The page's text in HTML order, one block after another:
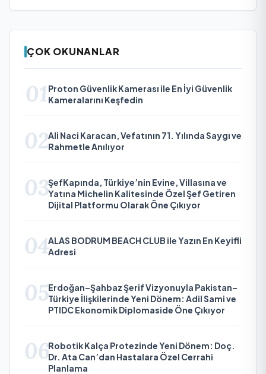
ÇOK OKUNANLAR
01 Proton Güvenlik Kamerası ile En İyi Güvenlik
Kameralarını Keşfedin
02Ali Naci Karacan, Vefatının 71. Yılında Saygı ve
Rahmetle Anılıyor
03ŞefKapında, Türkiye’nin Evine, Villasına ve
Yatına Michelin Kalitesinde Özel Şef Getiren
Dijital Platformu Olarak Öne Çıkıyor
04ALAS BODRUM BEACH CLUB ile Yazın En Keyifli
Adresi
05Erdoğan–Şahbaz Şerif Vizyonuyla Pakistan–
Türkiye İlişkilerinde Yeni Dönem: Adil Sami ve
PTIDC Ekonomik Diplomaside Öne Çıkıyor
06Robotik Kalça Protezinde Yeni Dönem: Doç.
Dr. Ata Can’dan Hastalara Özel Cerrahi
Planlama